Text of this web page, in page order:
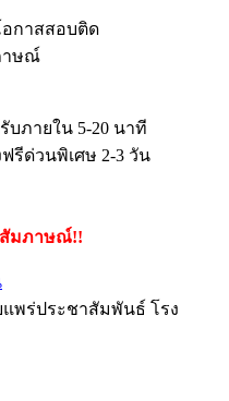
กาสสอบติด
าษณ์
บภายใน 5-20 นาที
รีด่วนพิเศษ 2-3 วัน
สัมภาษณ์!!
แพร่ประชาสัมพันธ์ โรง